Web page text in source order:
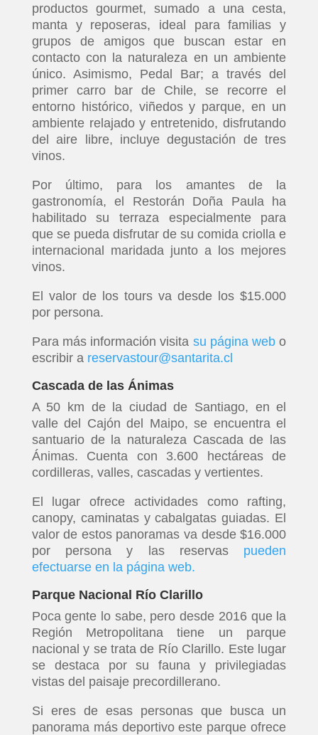
productos gourmet, sumado a una cesta,
manta y reposeras, ideal para familias y
grupos de amigos que buscan estar en
contacto con la naturaleza en un ambiente
único. Asimismo, Pedal Bar; a través del
primer carro bar de Chile, se recorre el
entorno histórico, viñedos y parque, en un
ambiente relajado y entretenido, disfrutando
del aire libre, incluye degustación de tres
vinos.
Por último, para los amantes de la
gastronomía, el Restorán Doña Paula ha
habilitado su terraza especialmente para
que se pueda disfrutar de su comida criolla e
internacional maridada junto a los mejores
vinos.
El valor de los tours va desde los $15.000
por persona.
Para más información visita su página webo
escribir a reservastour@santarita.cl
Cascada de las Ánimas
A 50 km de la ciudad de Santiago, en el
valle del Cajón del Maipo, se encuentra el
santuario de la naturaleza Cascada de las
Ánimas. Cuenta con 3.600 hectáreas de
cordilleras, valles, cascadas y vertientes.
El lugar ofrece actividades como rafting,
canopy, caminatas y cabalgatas guiadas. El
valor de estos panoramas va desde $16.000
por persona y las reservas pueden
efectuarse en la página web.
Parque Nacional Río Clarillo
Poca gente lo sabe, pero desde 2016 que la
Región Metropolitana tiene un parque
nacional y se trata de Río Clarillo. Este lugar
se destaca por su fauna y privilegiadas
vistas del paisaje precordillerano.
Si eres de esas personas que busca un
panorama más deportivo este parque ofrece